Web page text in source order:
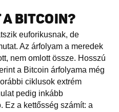
A BITCOIN?
euforikusnak, de
Az árfolyam a meredek
nem omlott össze. Hosszú
a Bitcoin árfolyama még
ciklusok extrém
pedig inkább
Ez a kettősség számít: a